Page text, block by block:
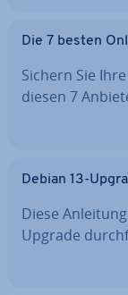
Die 7 besten
Sichern Sie
diesen 7
Debian 13-
Diese
Upgrade